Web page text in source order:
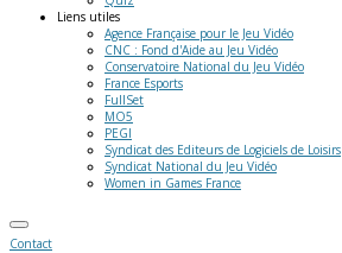
Liens utiles
Agence Française pour le Jeu Vidéo
CNC : Fond d'Aide au Jeu Vidéo
Conservatoire National du Jeu Vidéo
France Esports
FullSet
MO5
PEGI
Syndicat des Editeurs de Logiciels de Loisirs
Syndicat National du Jeu Vidéo
Women in Games France
Contact